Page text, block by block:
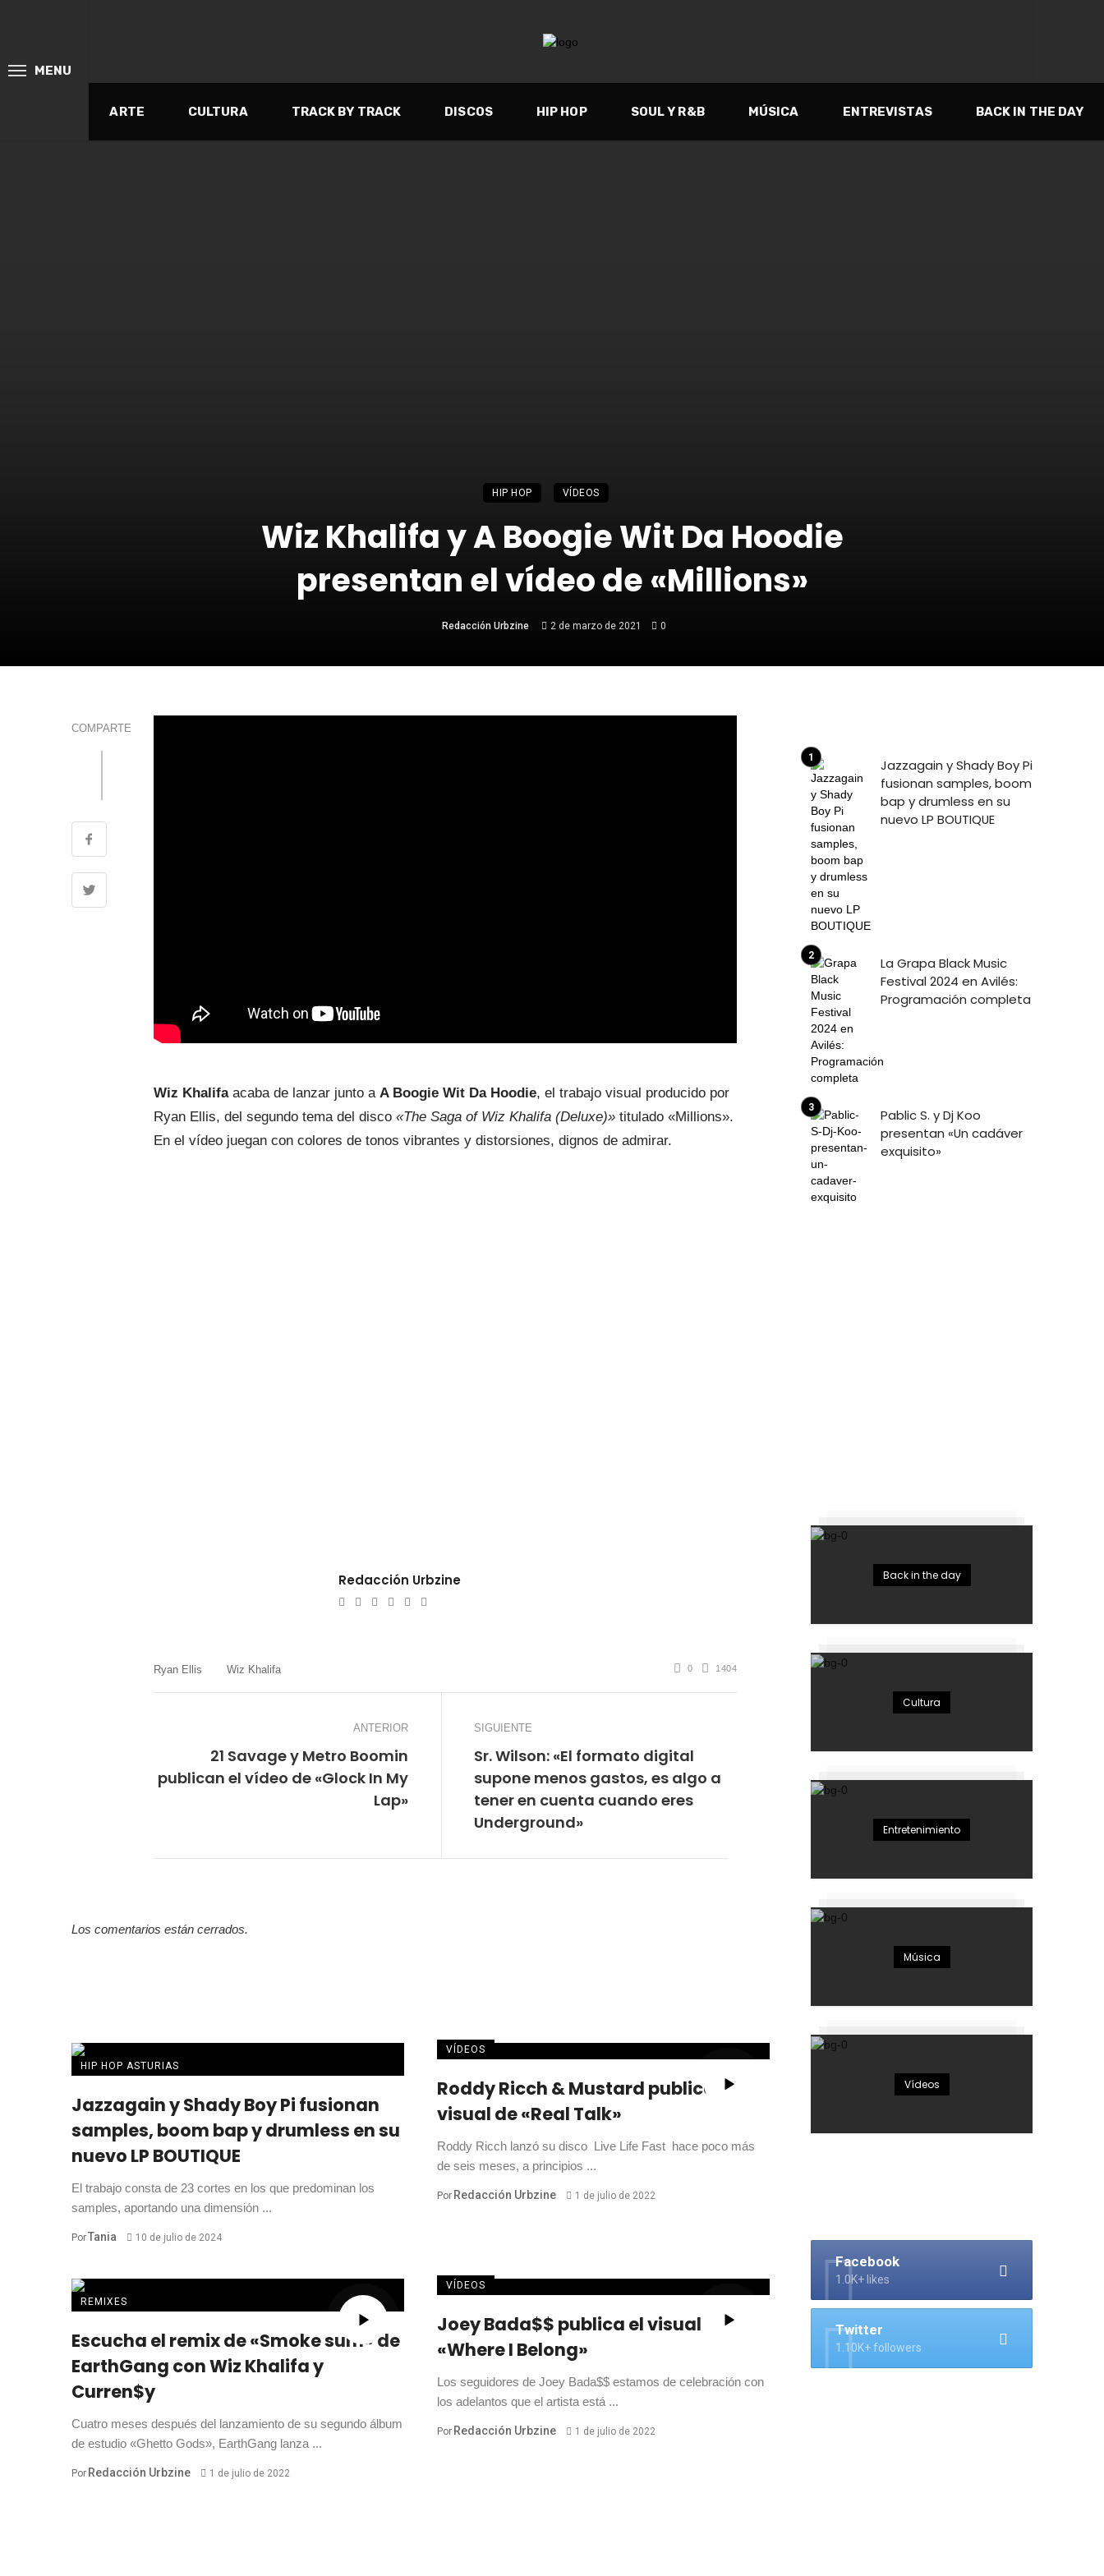
MENU
ARTE CULTURA TRACK BY TRACK DISCOS HIP HOP SOUL Y R&B MÚSICA ENTREVISTAS BACK IN THE DAY
HIP HOP VÍDEOS
Wiz Khalifa y A Boogie Wit Da Hoodie
presentan el vídeo de «Millions»
Redacción Urbzine 2 de marzo de 2021 0
COMPARTE
Wiz Khalifaacaba de lanzar junto a A Boogie Wit Da Hoodie, el trabajo visual producido por
Ryan Ellis, del segundo tema del disco «The Saga of Wiz Khalifa (Deluxe)» titulado «Millions».
En el vídeo juegan con colores de tonos vibrantes y distorsiones, dignos de admirar.
Redacción Urbzine
WebsiteTwitterFacebook
Youtube
Ryan Ellis Wiz Khalifa 0 1404
ANTERIOR
21 Savage y Metro Boomin
publican el vídeo de «Glock In My
Lap»
SIGUIENTE
Sr. Wilson: «El formato digital
supone menos gastos, es algo a
tener en cuenta cuando eres
Underground»
Los comentarios están cerrados.
HIP HOP ASTURIAS
Jazzagain y Shady Boy Pi fusionan
samples, boom bap y drumless en su
nuevo LP BOUTIQUE
El trabajo consta de 23 cortes en los que predominan los
samples, aportando una dimensión ...
PorTania 10 de julio de 2024
VÍDEOS
Roddy Ricch & Mustard publican el
visual de «Real Talk»
Roddy Ricch lanzó su disco Live Life Fast hace poco más
de seis meses, a principios ...
Por Redacción Urbzine 1 de julio de 2022
REMIXES
Escucha el remix de «Smoke sum» de
EarthGang con Wiz Khalifa y
Curren$y
Cuatro meses después del lanzamiento de su segundo álbum
de estudio «Ghetto Gods», EarthGang lanza ...
Por Redacción Urbzine 1 de julio de 2022
VÍDEOS
Joey Bada$$ publica el visual de
«Where I Belong»
Los seguidores de Joey Bada$$ estamos de celebración con
los adelantos que el artista está ...
Por Redacción Urbzine 1 de julio de 2022
Jazzagain y Shady Boy Pi
fusionan samples, boom
bap y drumless en su
nuevo LP BOUTIQUE
La Grapa Black Music
Festival 2024 en Avilés:
Programación completa
Pablic S. y Dj Koo
presentan «Un cadáver
exquisito»
Back in the day
Cultura
Entretenimiento
Música
Vídeos
Facebook
1.0K+ likes
Twitter
1.10K+ followers